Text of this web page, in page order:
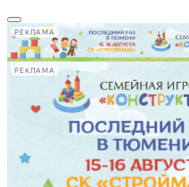
РЕКЛАМА
РЕКЛАМА